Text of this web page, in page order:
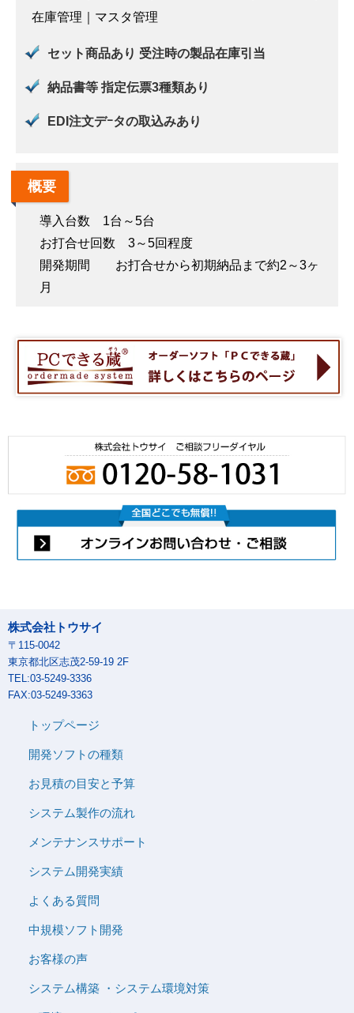
在庫管理｜マスタ管理
セット商品あり 受注時の製品在庫引当
納品書等 指定伝票3種類あり
EDI注文デｰタの取込みあり
概要
導入台数 1台～5台
お打合せ回数 3～5回程度
開発期間 お打合せから初期納品まで約2～3ヶ
月
株式会社トウサイ
〒115-0042
東京都北区志茂2-59-19 2F
TEL:03-5249-3336
FAX:03-5249-3363
トップページ
開発ソフトの種類
お見積の目安と予算
システム製作の流れ
メンテナンスサポート
システム開発実績
よくある質問
中規模ソフト開発
お客様の声
システム構築 ・システム環境対策